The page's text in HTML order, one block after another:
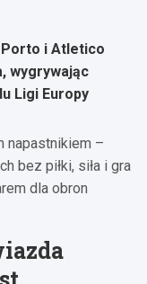
Porto i Atletico
wygrywając
Ligi Europy
napastnikiem –
bez piłki, siła i gra
dla obron